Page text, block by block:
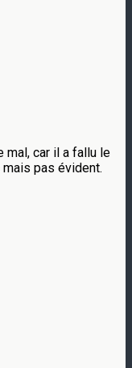
mal, car il a fallu le
mais pas évident.